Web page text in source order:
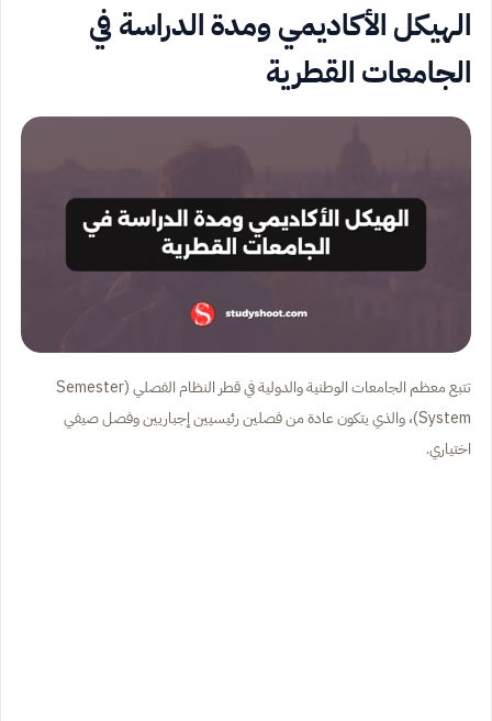
الهيكل الأكاديمي ومدة الدراسة في
الجامعات القطرية
تتبع معظم الجامعات الوطنية والدولية في قطر النظام الفصلي (Semester
System)، والذي يتكون عادة من فصلين رئيسيين إجباريين وفصل صيفي
اختياري.